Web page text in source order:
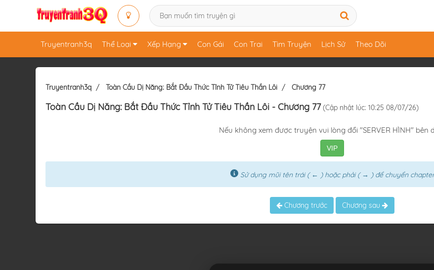
Truyentranh3q Thể Loại Xếp Hạng Con Gái Con Trai Tìm Truyện Lịch Sử Theo Dõi
Truyentranh3q Toàn Cầu Dị Năng: Bắt Đầu Thức Tỉnh Tử Tiêu Thần Lôi Chương 77
Toàn Cầu Dị Năng: Bắt Đầu Thức Tỉnh Tử Tiêu Thần Lôi - Chương 77 (Cập nhật lúc: 10:25 08/07/26)
Nếu không xem được truyện vui lòng đổi "SERVER HÌNH" bên
VIP
Sử dụng mũi tên trái ( ← ) hoặc phải ( → ) để chuyển chapter
Chương trước Chương sau